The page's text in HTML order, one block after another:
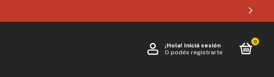
¡Hola! Iniciá sesión
O podés registrarte
0